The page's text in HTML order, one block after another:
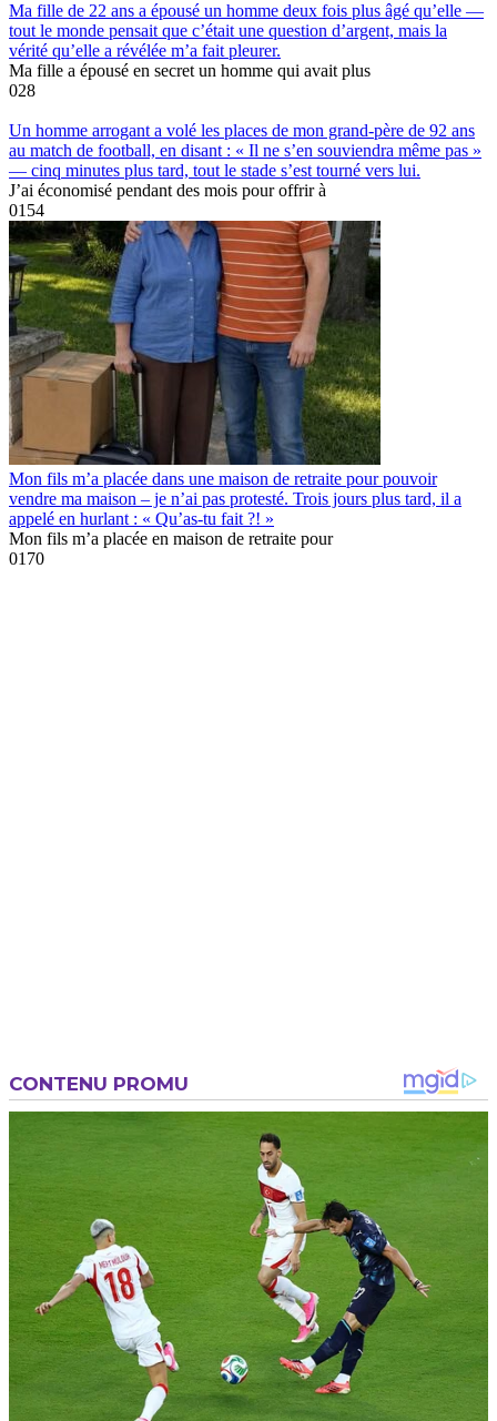
Ma fille de 22 ans a épousé un homme deux fois plus âgé qu’elle —
tout le monde pensait que c’était une question d’argent, mais la
vérité qu’elle a révélée m’a fait pleurer.
Ma fille a épousé en secret un homme qui avait plus
028
Un homme arrogant a volé les places de mon grand-père de 92 ans
au match de football, en disant : « Il ne s’en souviendra même pas »
— cinq minutes plus tard, tout le stade s’est tourné vers lui.
J’ai économisé pendant des mois pour offrir à
0154
Mon fils m’a placée dans une maison de retraite pour pouvoir
vendre ma maison – je n’ai pas protesté. Trois jours plus tard, il a
appelé en hurlant : « Qu’as-tu fait ?! »
Mon fils m’a placée en maison de retraite pour
0170